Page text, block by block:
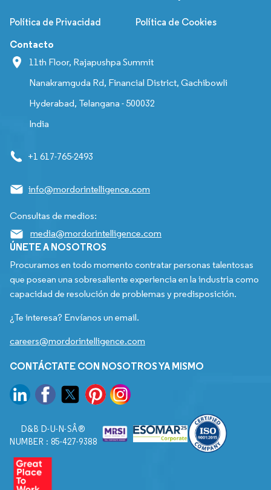
Política de Privacidad Política de Cookies
Contacto
11th Floor, Rajapushpa Summit
Nanakramguda Rd, Financial District, Gachibowli
Hyderabad, Telangana - 500032
India
+1 617-765-2493
info@mordorintelligence.com
Consultas de medios:
media@mordorintelligence.com
ÚNETE A NOSOTROS
Procuramos en todo momento contratar personas talentosas
que posean una sobresaliente experiencia en la industria como
capacidad de resolución de problemas y predisposición.
¿Te interesa? Envíanos un email.
careers@mordorintelligence.com
CONTÁCTATE CON NOSOTROS YA MISMO
D&B D-U-N-SÂ®
NUMBER : 85-427-9388